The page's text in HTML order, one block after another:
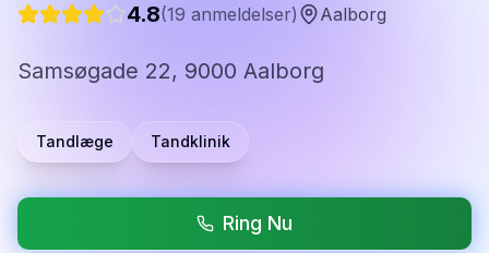
4.8(19 anmeldelser) Aalborg
Samsøgade 22, 9000 Aalborg
Tandlæge Tandklinik
Ring Nu